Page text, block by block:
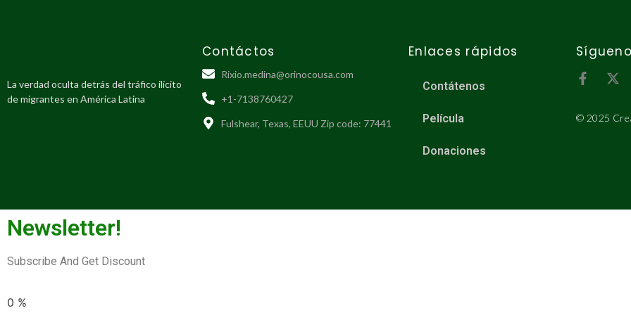
La verdad oculta detrás del tráfico ilícito
de migrantes en América Latina
Contáctos
Rixio.medina@orinocousa.com
+1-7138760427
Fulshear, Texas, EEUU Zip code: 77441
Enlaces rápidos
Contátenos
Película
Donaciones
© 2025
Newsletter!
Subscribe And Get Discount
0 %